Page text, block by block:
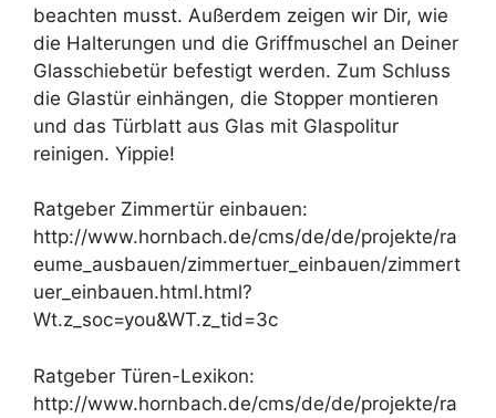
beachten musst. Außerdem zeigen wir Dir, wie
die Halterungen und die Griffmuschel an Deiner
Glasschiebetür befestigt werden. Zum Schluss
die Glastür einhängen, die Stopper montieren
und das Türblatt aus Glas mit Glaspolitur
reinigen. Yippie!
Ratgeber Zimmertür einbauen:
http://www.hornbach.de/cms/de/de/projekte/ra
eume_ausbauen/zimmertuer_einbauen/zimmert
uer_einbauen.html.html?
Wt.z_soc=you&WT.z_tid=3c
Ratgeber Türen-Lexikon:
http://www.hornbach.de/cms/de/de/projekte/ra